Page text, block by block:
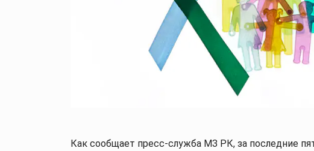
Как сообщает пресс-служба МЗ РК, за последние